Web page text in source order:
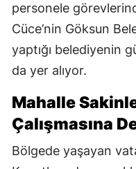
personele
Cüce’nin Göksun
yaptığı belediyenin
da yer alıyor.
Mahalle
Çalışmasına
Bölgede yaşayan